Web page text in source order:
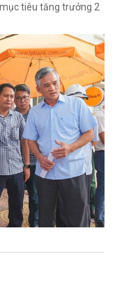
tiêu tăng trưởng 2